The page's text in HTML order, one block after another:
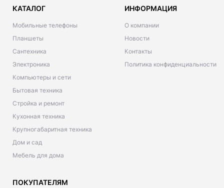
КАТАЛОГ
Мобильные телефоны
Планшеты
Сантехника
Электроника
Компьютеры и сети
Бытовая техника
Стройка и ремонт
Кухонная техника
Крупногабаритная техника
Дом и сад
Мебель для дома
ИНФОРМАЦИЯ
О компании
Новости
Контакты
Политика конфиденциальности
ПОКУПАТЕЛЯМ